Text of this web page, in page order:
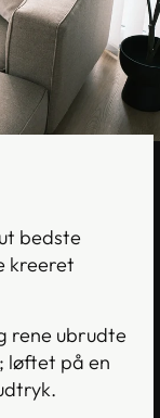
bedste
kreeret
rene ubrudte
løftet på en